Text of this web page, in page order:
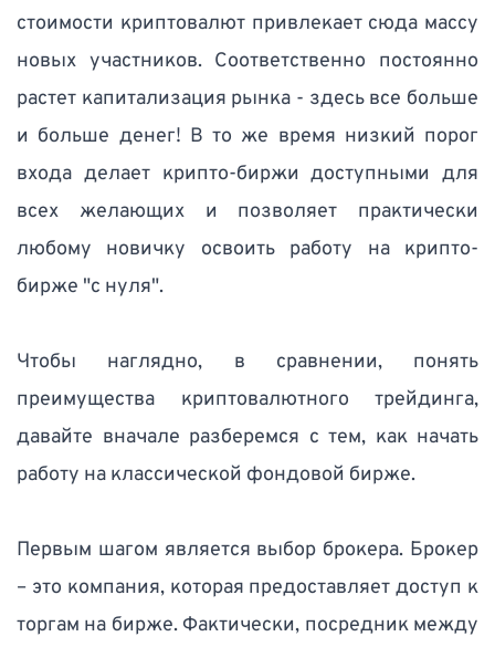
стоимости криптовалют привлекает сюда массу
новых участников. Соответственно постоянно
растет капитализация рынка - здесь все больше
и больше денег! В то же время низкий порог
входа делает крипто-биржи доступными для
всех желающих и позволяет практически
любому новичку освоить работу на крипто-
бирже "с нуля".
Чтобы наглядно, в сравнении, понять
преимущества криптовалютного трейдинга,
давайте вначале разберемся с тем, как начать
работу на классической фондовой бирже.
Первым шагом является выбор брокера. Брокер
– это компания, которая предоставляет доступ к
торгам на бирже. Фактически, посредник между